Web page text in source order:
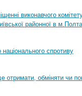
виконавчого
районної в
спротиву
отримати, обміняти чи